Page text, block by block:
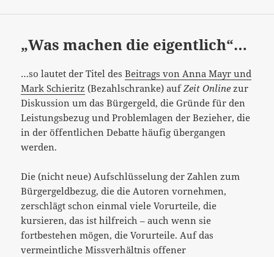
„Was machen die eigentlich“…
…so lautet der Titel desBeitrags von Anna Mayr und
Mark Schieritz (Bezahlschranke) aufZeit Online zur
Diskussion um das Bürgergeld, die Gründe für den
Leistungsbezug und Problemlagen der Bezieher, die
in der öffentlichen Debatte häufig übergangen
werden.
Die (nicht neue) Aufschlüsselung der Zahlen zum
Bürgergeldbezug, die die Autoren vornehmen,
zerschlägt schon einmal viele Vorurteile, die
kursieren, das ist hilfreich – auch wenn sie
fortbestehen mögen, die Vorurteile. Auf das
vermeintliche Missverhältnis offener